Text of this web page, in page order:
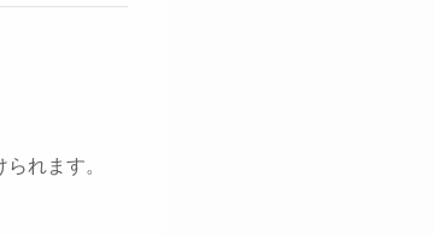
れます。